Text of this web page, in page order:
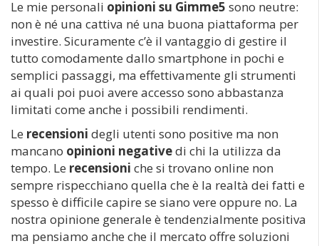
Le mie personali opinioni su Gimme5 sono neutre:
non è né una cattiva né una buona piattaforma per
investire. Sicuramente c’è il vantaggio di gestire il
tutto comodamente dallo smartphone in pochi e
semplici passaggi, ma effettivamente gli strumenti
ai quali poi puoi avere accesso sono abbastanza
limitati come anche i possibili rendimenti.
Le recensioni degli utenti sono positive ma non
mancano opinioni negativedi chi la utilizza da
tempo. Le recensioni che si trovano online non
sempre rispecchiano quella che è la realtà dei fatti e
spesso è difficile capire se siano vere oppure no. La
nostra opinione generale è tendenzialmente positiva
ma pensiamo anche che il mercato offre soluzioni